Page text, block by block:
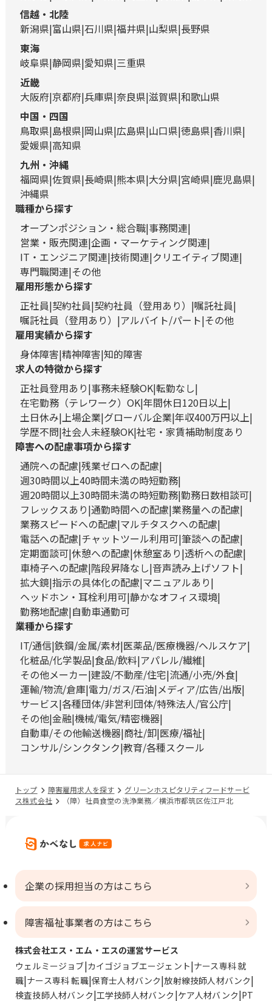
信越・北陸
新潟県 富山県 石川県 福井県 山梨県 長野県
東海
岐阜県 静岡県 愛知県 三重県
近畿
大阪府 京都府 兵庫県 奈良県 滋賀県 和歌山県
中国・四国
鳥取県 島根県 岡山県 広島県 山口県 徳島県 香川県
愛媛県 高知県
九州・沖縄
福岡県 佐賀県 長崎県 熊本県 大分県 宮崎県 鹿児島県
沖縄県
職種から探す
オープンポジション・総合職 事務関連
営業・販売関連 企画・マーケティング関連
IT・エンジニア関連 技術関連 クリエイティブ関連
専門職関連 その他
雇用形態から探す
正社員 契約社員 契約社員（登用あり）
嘱託社員
嘱託社員（登用あり）
アルバイト/パート その他
雇用実績から探す
身体障害 精神障害 知的障害
求人の特徴から探す
正社員登用あり 事務未経験OK 転勤なし
在宅勤務（テレワーク）OK 年間休日120日以上
土日休み 上場企業 グローバル企業 年収400万円以上
学歴不問 社会人未経験OK 社宅・家賃補助制度あり
障害への配慮事項から探す
通院への配慮 残業ゼロへの配慮
週30時間以上40時間未満の時短勤務
週20時間以上30時間未満の時短勤務 勤務日数相談可
フレックスあり 通勤時間への配慮 業務量への配慮
業務スピードへの配慮 マルチタスクへの配慮
電話への配慮 チャットツール利用可 筆談への配慮
定期面談可 休憩への配慮 休憩室あり 透析への配慮
車椅子への配慮 階段昇降なし 音声読み上げソフト
拡大鏡 指示の具体化の配慮 マニュアルあり
ヘッドホン・耳栓利用可 静かなオフィス環境
勤務地配慮 自動車通勤可
業種から探す
IT/通信 鉄鋼/金属/素材 医薬品/医療機器/ヘルスケア
化粧品/化学製品 食品/飲料 アパレル/繊維
その他メーカー 建設/不動産/住宅 流通/小売/外食
運輸/物流/倉庫 電力/ガス/石油 メディア/広告/出版
サービス 各種団体/非営利団体/特殊法人/官公庁
その他 金融 機械/電気/精密機器
自動車/その他輸送機器 商社/卸 医療/福祉
コンサル/シンクタンク 教育/各種スクール
トップ 障害雇用求人を探す
グリーンホスピタリティフードサービ
ス株式会社
（障）社員食堂の洗浄業務／横浜市都筑区佐江戸北
企業の採用担当の方はこちら
障害福祉事業者の方はこちら
株式会社エス・エム・エスの運営サービス
ウェルミージョブ カイゴジョブエージェント ナース専科 就
職 ナース専科 転職 保育士人材バンク 放射線技師人材バンク
検査技師人材バンク 工学技師人材バンク ケア人材バンク PT